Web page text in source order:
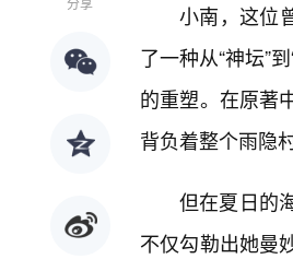
小南，这位
了一种从“神坛”
的重塑。在原著
背负着整个雨隐
但在夏日的
不仅勾勒出她曼